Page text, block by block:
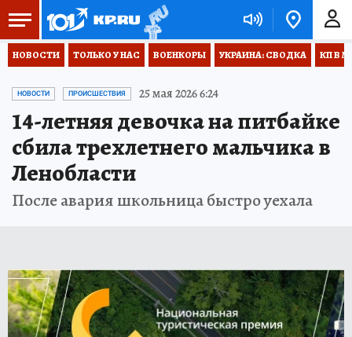
НОВОСТИ ТОЛЬКО У НАС ВОЕНКОРЫ УКРАИНА: СВОДКА КП В
НОВОСТИ ПРОИСШЕСТВИЯ 25 мая 2026 6:24
14-летняя девочка на питбайке
сбила трехлетнего мальчика в
Ленобласти
После авария школьница быстро уехала